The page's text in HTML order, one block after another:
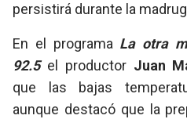
persistirá durante la
En el programa La otra
92.5el productor Juan
que las bajas
aunque destacó que la